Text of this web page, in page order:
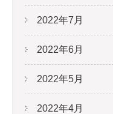
2022年7月
2022年6月
2022年5月
2022年4月